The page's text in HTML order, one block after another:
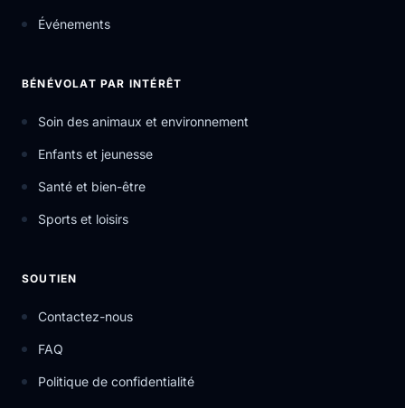
Événements
BÉNÉVOLAT PAR INTÉRÊT
Soin des animaux et environnement
Enfants et jeunesse
Santé et bien-être
Sports et loisirs
SOUTIEN
Contactez-nous
FAQ
Politique de confidentialité